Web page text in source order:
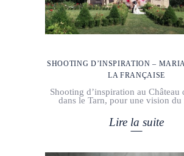
SHOOTING D’INSPIRATION –
LA FRANÇAISE
Shooting d’inspiration au Château
dans le Tarn, pour une vision du
Lire la suite